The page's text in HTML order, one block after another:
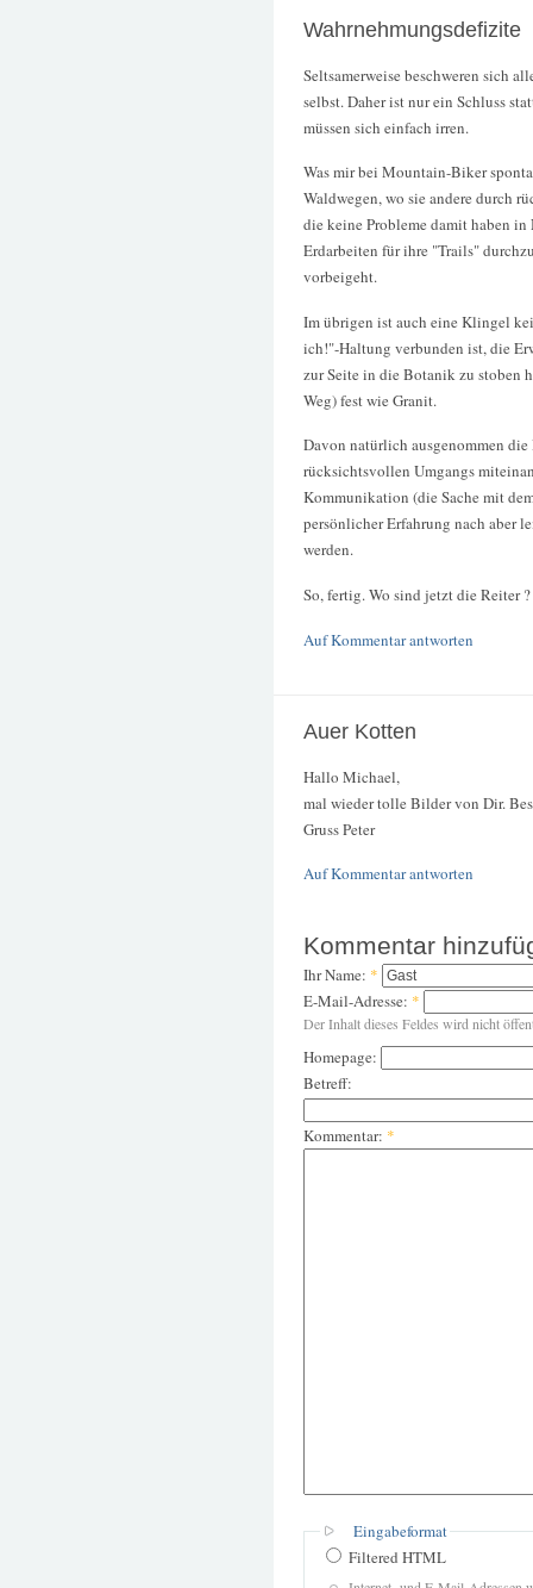
Wahrnehmungsdefizite
Seltsamerweise beschweren sich
selbst. Daher ist nur ein Schluss
müssen sich einfach irren.
Was mir bei Mountain-Biker
Waldwegen, wo sie andere durch
die keine Probleme damit haben
Erdarbeiten für ihre "Trails"
vorbeigeht.
Im übrigen ist auch eine Klingel
ich!"-Haltung verbunden ist, die
zur Seite in die Botanik zu stoben
Weg) fest wie Granit.
Davon natürlich ausgenommen
rücksichtsvollen Umgangs
Kommunikation (die Sache mit
persönlicher Erfahrung nach aber
werden.
So, fertig. Wo sind jetzt die Reiter ?
Auf Kommentar antworten
Auer Kotten
Hallo Michael,
mal wieder tolle Bilder von Dir.
Gruss Peter
Auf Kommentar antworten
Kommentar
Ihr Name: *
E-Mail-Adresse: *
Der Inhalt dieses Feldes wird nicht
Homepage:
Betreff:
Kommentar: *
Eingabeformat
Filtered HTML